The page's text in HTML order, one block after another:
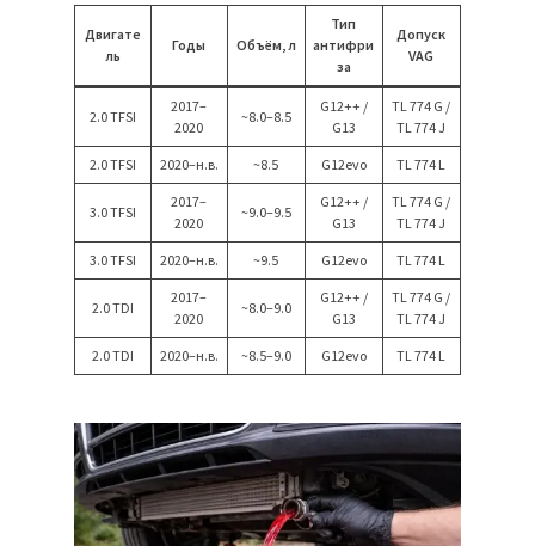
Двигате
ль
Годы Объём, л
Тип
антифри
за
Допуск
VAG
2.0 TFSI
2017–
2020
~8.0–8.5
G12++ /
G13
TL 774 G /
TL 774 J
2.0 TFSI 2020–н.в. ~8.5 G12evo TL 774 L
3.0 TFSI
2017–
2020
~9.0–9.5
G12++ /
G13
TL 774 G /
TL 774 J
3.0 TFSI 2020–н.в. ~9.5 G12evo TL 774 L
2.0 TDI
2017–
2020
~8.0–9.0
G12++ /
G13
TL 774 G /
TL 774 J
2.0 TDI 2020–н.в. ~8.5–9.0 G12evo TL 774 L